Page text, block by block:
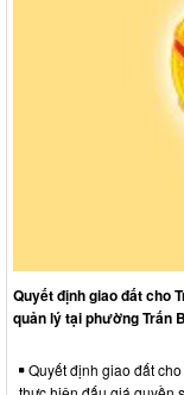
Quyết định giao đất cho
quản lý tại phường Trấn
Quyết định giao đất